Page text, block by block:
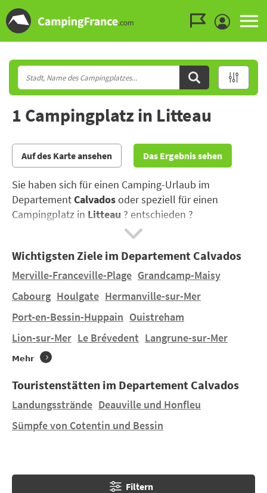
1 Campingplatz in Litteau
Auf des Karte ansehen Das Ergebnis sehen
Sie haben sich für einen Camping-Urlaub im
DepartementCalvadosoder speziell für einen
Campingplatz in Litteau ? entschieden ?
Deauville oder Honfleur können Sie die Spezialitäten
des Calvados genießen, etwa den Cidre oder den
berühmten Camembert.
Sie wollen zelten, eine Ferienunterkunft, ein Mobil-
Home in Litteauauf einem schönen 4- oder 5-Sterne
Campingplatz ? Sie finden 1 Campingplatz in
und 3 Campingplätze in der Nähe. Entdecken Sie
DOMAINE DE LITTEAU und LE LAC DES CHARMILLES in
Torigny-les-Villesin 14,72 km und LE PICARD in
Tournièresin 8,3 km.
Wichtigsten Ziele im Departement Calvados
Merville-Franceville-Plage Grandcamp-Maisy
Cabourg Houlgate Hermanville-sur-Mer
Port-en-Bessin-Huppain Ouistreham
Lion-sur-Mer Le Brévedent Langrune-sur-Mer
Mehr
Touristenstätten im Departement Calvados
Landungsstrände Deauville und Honfleu
Sümpfe von Cotentin und Bessin
Filtern